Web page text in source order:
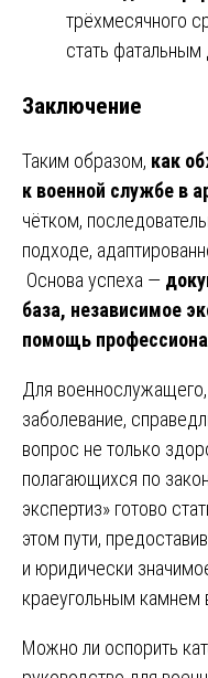
трёхмесячного
стать фатальным
Заключение
Таким образом, как
к военной службе в
чётком,
подходе,
Основа успеха —
база, независимое
помощь
Для
заболевание,
вопрос не только
полагающихся по
экспертиз» готово
этом пути,
и юридически
краеугольным камнем
Навигация
Можно ли оспорить